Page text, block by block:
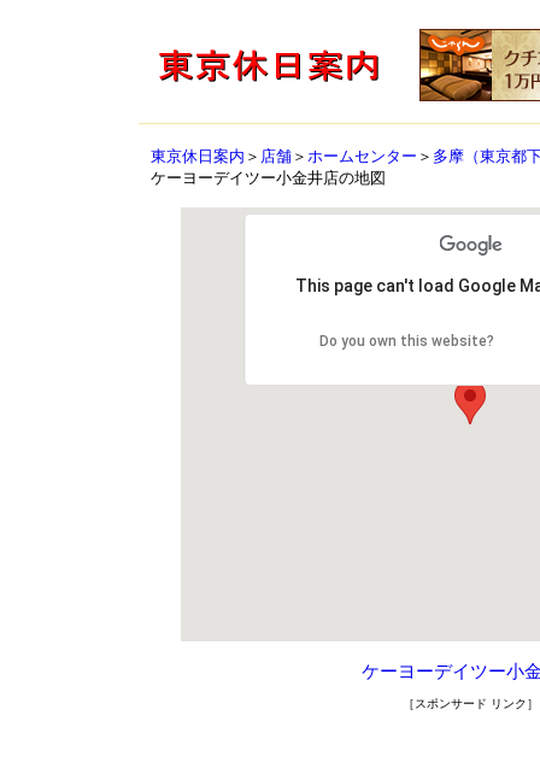
東京休日案内 ＞ 店舗 ＞ ホームセンター ＞ 多摩（東京都
ケーヨーデイツー小金井店の地図
This page can't load Google
Do you own this website?
ケーヨーデイツー小
［スポンサード リンク］